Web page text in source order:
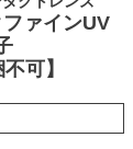
ァインUV
可】